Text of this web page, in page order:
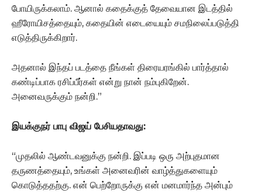
போயிருக்கலாம். ஆனால் கதைக்குத் தேவையான இடத்தில்
ஹீரோயிசத்தையும், கதையின் எடையையும் சமநிலைப்படுத்தி
எடுத்திருக்கிறார்.
அதனால் இந்தப் படத்தை நீங்கள் திரையரங்கில் பார்த்தால்
கண்டிப்பாக ரசிப்பீர்கள் என்று நான் நம்புகிறேன்.
அனைவருக்கும் நன்றி.”
இயக்குநர் பாபு விஜய் பேசியதாவது:
“முதலில் ஆண்டவனுக்கு நன்றி. இப்படி ஒரு அற்புதமான
தருணத்தையும், உங்கள் அனைவரின் வாழ்த்துகளையும்
கொடுத்ததற்கு. என் பெற்றோருக்கு என் மனமார்ந்த அன்பும்